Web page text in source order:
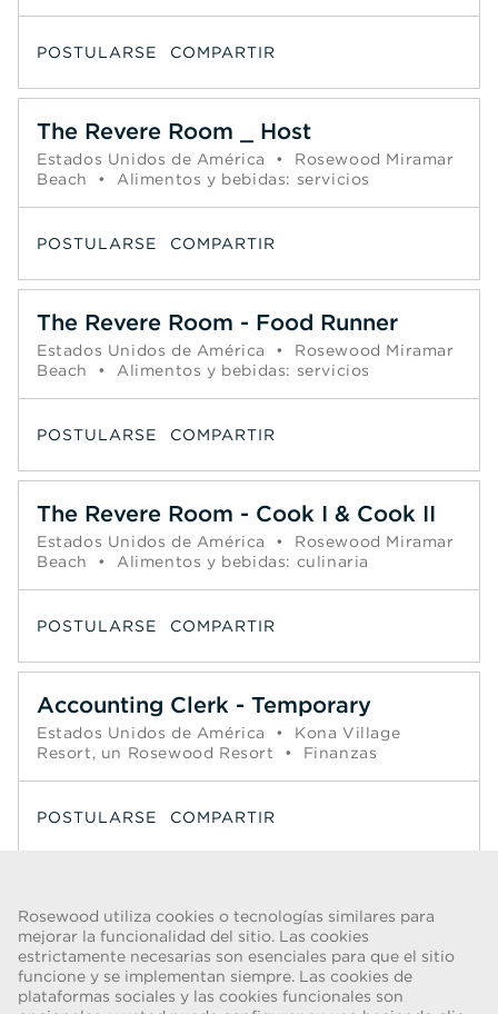
Rosewood utiliza cookies o tecnologías similares para
mejorar la funcionalidad del sitio. Las cookies
estrictamente necesarias son esenciales para que el sitio
funcione y se implementan siempre. Las cookies de
plataformas sociales y las cookies funcionales son
POSTULARSE COMPARTIR
The Revere Room _ Host
Estados Unidos de América •
Rosewood Miramar
Beach
• Alimentos y bebidas: servicios
POSTULARSE COMPARTIR
The Revere Room - Food Runner
Estados Unidos de América •
Rosewood Miramar
Beach
• Alimentos y bebidas: servicios
POSTULARSE COMPARTIR
The Revere Room - Cook I & Cook II
Estados Unidos de América •
Rosewood Miramar
Beach
• Alimentos y bebidas: culinaria
POSTULARSE COMPARTIR
Accounting Clerk - Temporary
Estados Unidos de América •
Kona Village
Resort, un Rosewood Resort
• Finanzas
POSTULARSE COMPARTIR
ADVERTENCIA DE FRAUDE